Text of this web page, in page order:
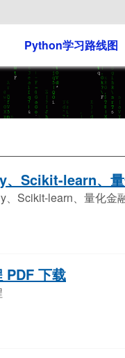
Python学习路线图
Scikit-learn、
Scikit-learn、量化金
PDF 下载